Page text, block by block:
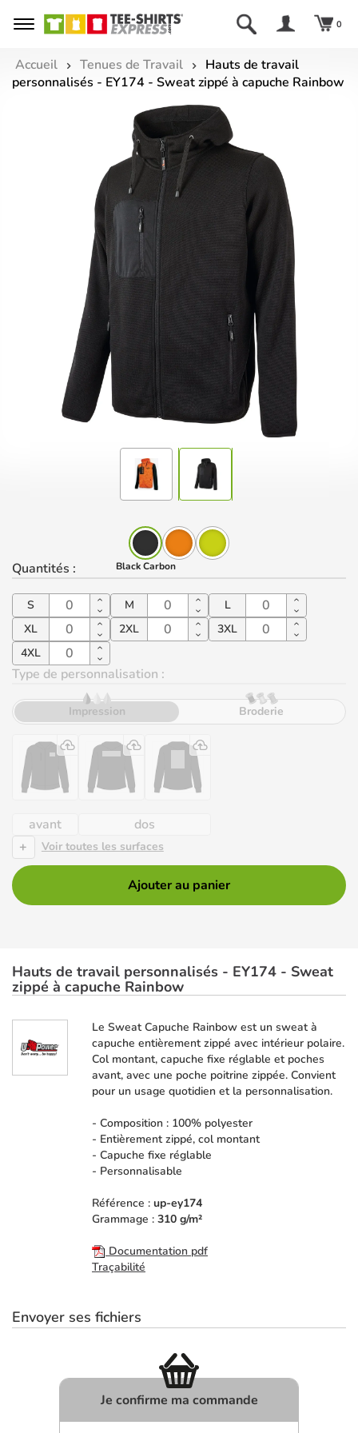
0
Accueil Tenues de Travail
Hauts de travail
personnalisés - EY174 - Sweat zippé à capuche Rainbow
Black Carbon
Quantités :
S M
L
XL
2XL
3XL
4XL
Type de personnalisation :
Impression Broderie
avant
dos
+
Voir toutes les surfaces
Ajouter au panier
Hauts de travail personnalisés - EY174 - Sweat
zippé à capuche Rainbow
Le Sweat Capuche Rainbow est un sweat à
capuche entièrement zippé avec intérieur polaire.
Col montant, capuche fixe réglable et poches
avant, avec une poche poitrine zippée. Convient
pour un usage quotidien et la personnalisation.
- Composition : 100% polyester
- Entièrement zippé, col montant
- Capuche fixe réglable
- Personnalisable
Référence : up-ey174
Grammage : 310 g/m²
Documentation pdf
Traçabilité
Envoyer ses fichiers
Je confirme ma commande